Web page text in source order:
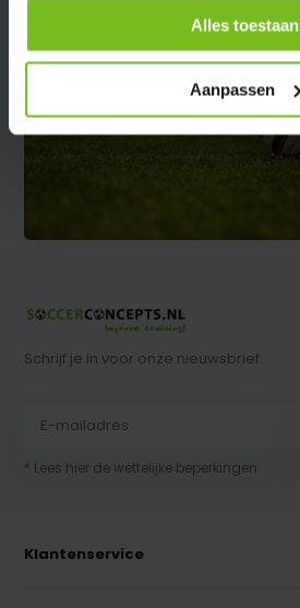
Alles toestaan
Aanpassen
Schrijf je in voor onze nieuwsbrief
* Lees hier de wettelijke beperkingen
Klantenservice